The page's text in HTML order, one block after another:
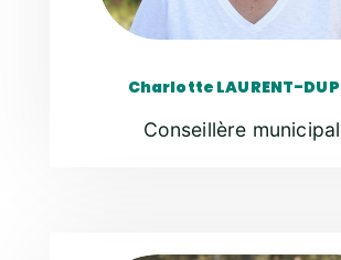
Charlotte LAURENT-
Conseillère